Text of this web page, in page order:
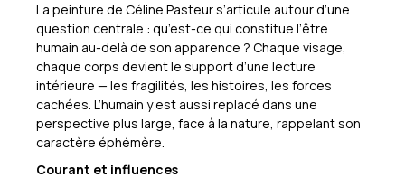
La peinture de Céline Pasteur s’articule autour d’une
question centrale : qu’est-ce qui constitue l’être
humain au-delà de son apparence ? Chaque visage,
chaque corps devient le support d’une lecture
intérieure — les fragilités, les histoires, les forces
cachées. L’humain y est aussi replacé dans une
perspective plus large, face à la nature, rappelant son
caractère éphémère.
Courant et influences